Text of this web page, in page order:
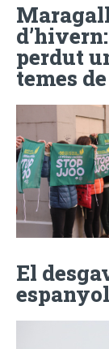
perdut
temes
El